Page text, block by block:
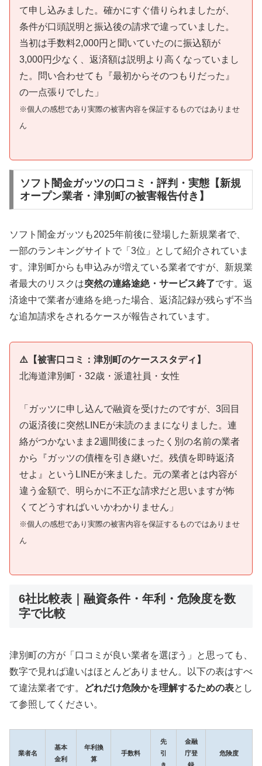
て申し込みました。確かにすぐ借りられましたが、
条件が口頭説明と振込後の請求で違っていました。
当初は手数料2,000円と聞いていたのに振込額が
3,000円少なく、返済額は説明より高くなっていまし
た。問い合わせても『最初からそのつもりだった』
の一点張りでした」
※個人の感想であり実際の被害内容を保証するものではありませ
ん
ソフト闇金ガッツの口コミ・評判・実態【新規
オープン業者・津別町の被害報告付き】
ソフト闇金ガッツも2025年前後に登場した新規業者で、
一部のランキングサイトで「3位」として紹介されていま
す。津別町からも申込みが増えている業者ですが、新規業
者最大のリスクは突然の連絡途絶・サービス終了です。返
済途中で業者が連絡を絶った場合、返済記録が残らず不当
な追加請求をされるケースが報告されています。
⚠️【被害口コミ：津別町のケーススタディ】
北海道津別町・32歳・派遣社員・女性
「ガッツに申し込んで融資を受けたのですが、3回目
の返済後に突然LINEが未読のままになりました。連
絡がつかないまま2週間後にまったく別の名前の業者
から『ガッツの債権を引き継いだ。残債を即時返済
せよ』というLINEが来ました。元の業者とは内容が
違う金額で、明らかに不正な請求だと思いますが怖
くてどうすればいいかわかりません」
※個人の感想であり実際の被害内容を保証するものではありませ
ん
6社比較表｜融資条件・年利・危険度を数
字で比較
津別町の方が「口コミが良い業者を選ぼう」と思っても、
数字で見れば違いはほとんどありません。以下の表はすべ
て違法業者です。
どれだけ危険かを理解するための表とし
て参照してください。
業者名
基本
金利
年利換
算
手数料
先
引
金融
庁登
危険度